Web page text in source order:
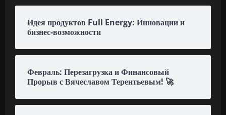
Идея продуктов Full Energy: Инновации и
бизнес-возможности
Февраль: Перезагрузка и Финансовый
Прорыв с Вячеславом Терентьевым! 🚀